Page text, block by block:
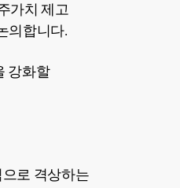
가치 제고
의합니다.
강화할
로 격상하는